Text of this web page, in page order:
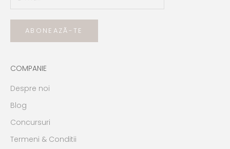
ABONEAZĂ-TE
COMPANIE
Despre noi
Blog
Concursuri
Termeni & Conditii